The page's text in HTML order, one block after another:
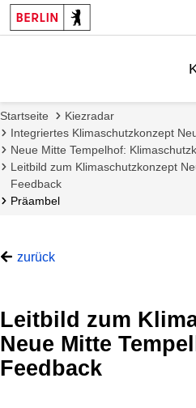
Startseite
Kiezradar
Integriertes Klimaschutzkonzept
Neue Mitte Tempelhof:
Leitbild zum Klimaschutzkonzept
Feedback
Präambel
zurück
Leitbild zum
Neue Mitte
Feedback